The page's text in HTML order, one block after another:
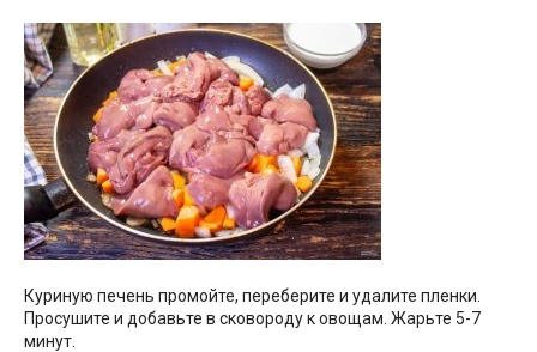
Куриную печень промойте, переберите и удалите пленки.
Просушите и добавьте в сковороду к овощам. Жарьте 5-7
минут.